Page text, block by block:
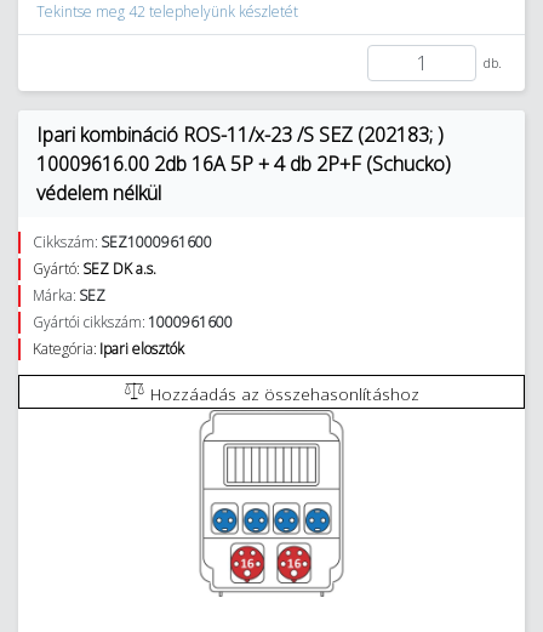
Tekintse meg 42 telephelyünk készletét
db.
Ipari kombináció ROS-11/x-23 /S SEZ (202183; )
10009616.00 2db 16A 5P + 4 db 2P+F (Schucko)
védelem nélkül
Cikkszám: SEZ1000961600
Gyártó: SEZ DK a.s.
Márka: SEZ
Gyártói cikkszám: 1000961600
Kategória: Ipari elosztók
Hozzáadás az összehasonlításhoz